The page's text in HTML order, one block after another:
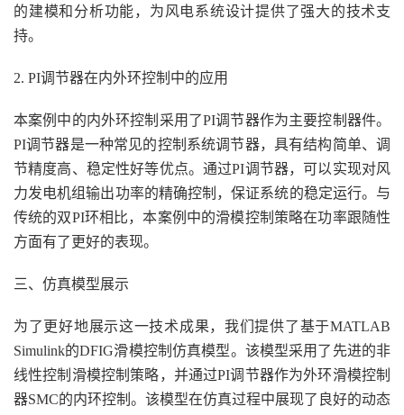
的建模和分析功能，为风电系统设计提供了强大的技术支
持。
2. PI调节器在内外环控制中的应用
本案例中的内外环控制采用了PI调节器作为主要控制器件。
PI调节器是一种常见的控制系统调节器，具有结构简单、调
节精度高、稳定性好等优点。通过PI调节器，可以实现对风
力发电机组输出功率的精确控制，保证系统的稳定运行。与
传统的双PI环相比，本案例中的滑模控制策略在功率跟随性
方面有了更好的表现。
三、仿真模型展示
为了更好地展示这一技术成果，我们提供了基于MATLAB
Simulink的DFIG滑模控制仿真模型。该模型采用了先进的非
线性控制滑模控制策略，并通过PI调节器作为外环滑模控制
器SMC的内环控制。该模型在仿真过程中展现了良好的动态